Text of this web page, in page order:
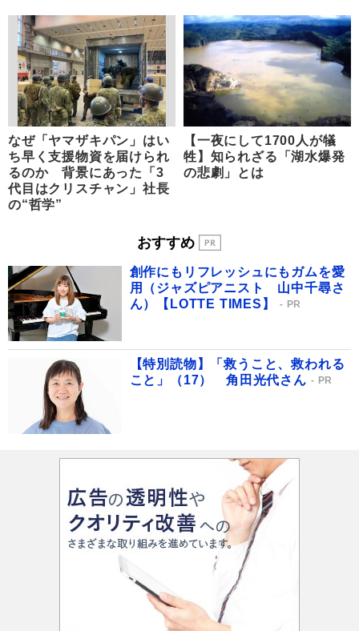
なぜ「ヤマザキパン」はい
ち早く支援物資を届けられ
るのか 背景にあった「3
代目はクリスチャン」社長
の“哲学”
【一夜にして1700人が犠
牲】知られざる「湖水爆発
の悲劇」とは
おすすめ
創作にもリフレッシュにもガムを愛
用（ジャズピアニスト 山中千尋さ
ん）【LOTTE TIMES】
PR
【特別読物】「救うこと、救われる
こと」（17） 角田光代さん
PR